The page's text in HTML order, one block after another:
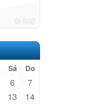
Sá Do
6 7
13 14